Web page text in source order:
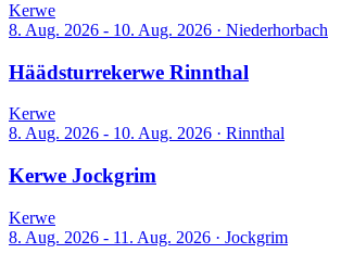
Kerwe
8. Aug. 2026 - 10. Aug. 2026 · Niederhorbach
Häädsturrekerwe Rinnthal
Kerwe
8. Aug. 2026 - 10. Aug. 2026 · Rinnthal
Kerwe Jockgrim
Kerwe
8. Aug. 2026 - 11. Aug. 2026 · Jockgrim